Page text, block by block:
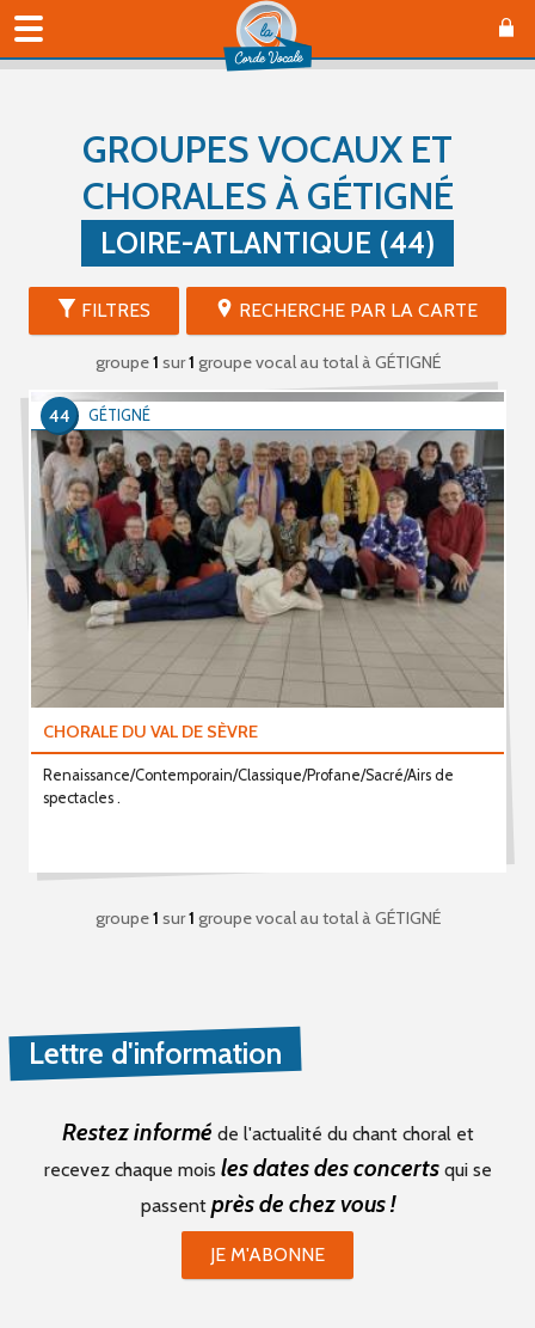
GROUPES VOCAUX ET
CHORALES À GÉTIGNÉ
LOIRE-ATLANTIQUE (44)
FILTRES RECHERCHE PAR LA CARTE
groupe1 sur1 groupe vocal au totalà GÉTIGNÉ
CHORALE DU VAL DE SÈVRE
Renaissance/Contemporain/Classique/Profane/Sacré/Airs de
spectacles .
GÉTIGNÉ
44
groupe1 sur1 groupe vocal au totalà GÉTIGNÉ
Lettre d'information
Restez informé de l'actualité du chant choral et
recevez chaque mois les dates des concertsqui se
passent près de chez vous !
JE M'ABONNE